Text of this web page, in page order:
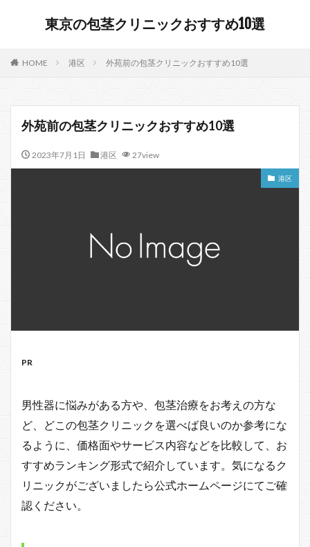
東京の包茎クリニックおすすめ10選
HOME 港区 外苑前の包茎クリニックおすすめ10選
外苑前の包茎クリニックおすすめ10選
2023年7月1日 港区 27view
港区
PR
男性器に悩みがある方や、包茎治療をお考えの方な
ど、どこの包茎クリニックを選べば良いのか参考にな
るように、価格面やサービス内容などを比較して、お
すすめランキング形式で紹介しています。気になるク
リニックがございましたら公式ホームページにてご確
認ください。